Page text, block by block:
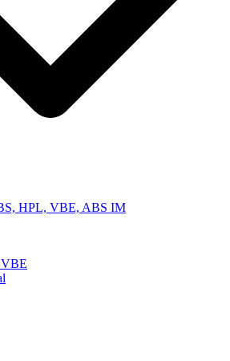
HPL, VBE, ABS IM
VBE